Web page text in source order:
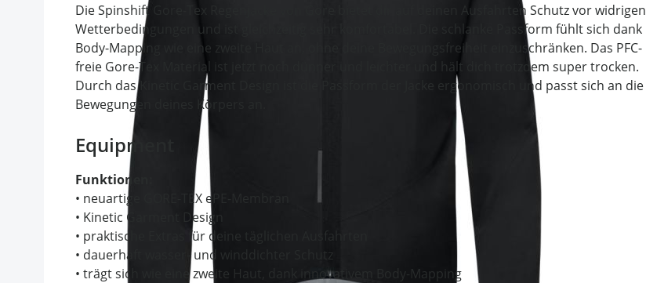
Die Spinshift Gore-Tex Regenjacke von Gore bietet dir auf deinen Ausfahrten Schutz vor widrigen
Wetterbedingungen und ist gleichzeitig sehr komfortabel. Die schlanke Passform fühlt sich dank
Body-Mapping wie eine zweite Haut an, ohne deine Bewegungsfreiheit einzuschränken. Das PFC-
freie Gore-Tex Material ist jetzt noch dünner und leichter und hält dich trotzdem super trocken.
Durch das Kinetic Garment Design ist die Passform der Jacke ergonomisch und passt sich an die
Bewegungen deines Körpers an.
Equipment
Funktionen:
• neuartige GORE-TEX ePE-Membran
• Kinetic Garment Design
• praktische Extras für deine täglichen Ausfahrten
• dauerhaft wasser- und winddichter Schutz
• trägt sich wie eine zweite Haut, dank innovativem Body-Mapping